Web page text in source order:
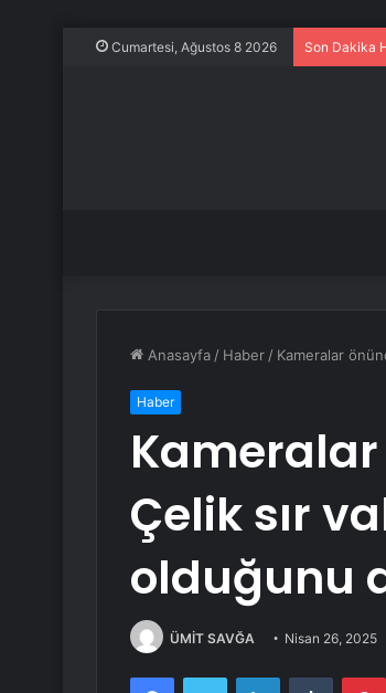
Cumartesi, Ağustos 8 2026 Son Dakika
Anasayfa / Haber / Kameralar
Haber
Kameralar
Çelik sır
olduğunu
ÜMİT SAVĞA Nisan 26, 2025
FacebookTwitter LinkedInTumblr